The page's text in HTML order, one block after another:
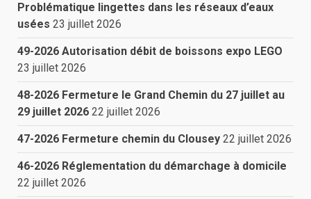
Problématique lingettes dans les réseaux d’eaux
usées 23 juillet 2026
49-2026 Autorisation débit de boissons expo LEGO
23 juillet 2026
48-2026 Fermeture le Grand Chemin du 27 juillet au
29 juillet 2026 22 juillet 2026
47-2026 Fermeture chemin du Clousey 22 juillet 2026
46-2026 Réglementation du démarchage à domicile
22 juillet 2026